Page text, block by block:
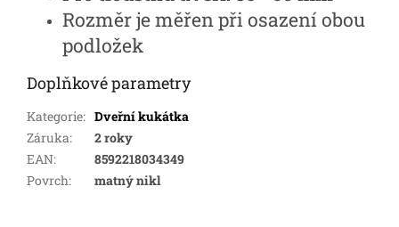
Rozměr je měřen při osazení obou
podložek
Doplňkové parametry
Kategorie: Dveřní kukátka
Záruka:
2 roky
EAN:
8592218034349
Povrch: matný nikl